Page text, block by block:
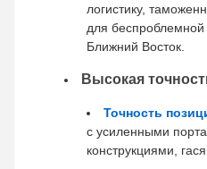
логистику,
для
Ближний Восток.
Высокая
Точность
с усиленными
конструкциями,